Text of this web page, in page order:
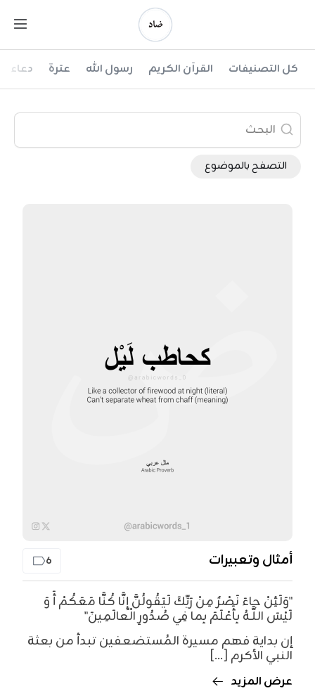
ضاد كل التصنيفات القرآن الكريم رسول الله عترة دعاء
التصفح بالموضوع
أمثال وتعبيرات 6
"وَلَئِنْ جاءَ نَصْرٌ مِنْ رَبِّكَ لَيَقُولُنَّ إِنَّا كُنَّا مَعَكُمْ أَ وَ
لَيْسَ اللَّـهُ بِأَعْلَمَ بِما فِي صُدُورِ الْعالَمِينَ"
إن بداية فهم مسيرة المُستضعفين تبدأ من بعثة
النبي الأكرم [...]
عرض المزيد